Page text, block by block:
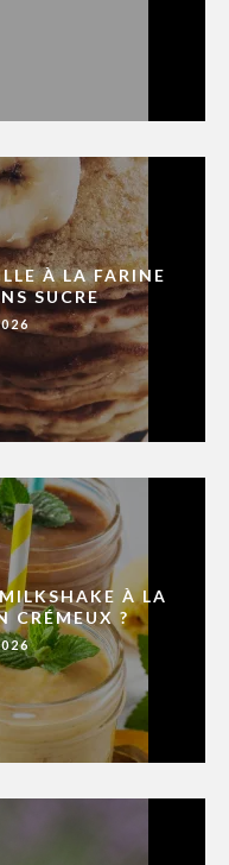
À LA FARINE
SUCRE
À LA
CRÉMEUX ?